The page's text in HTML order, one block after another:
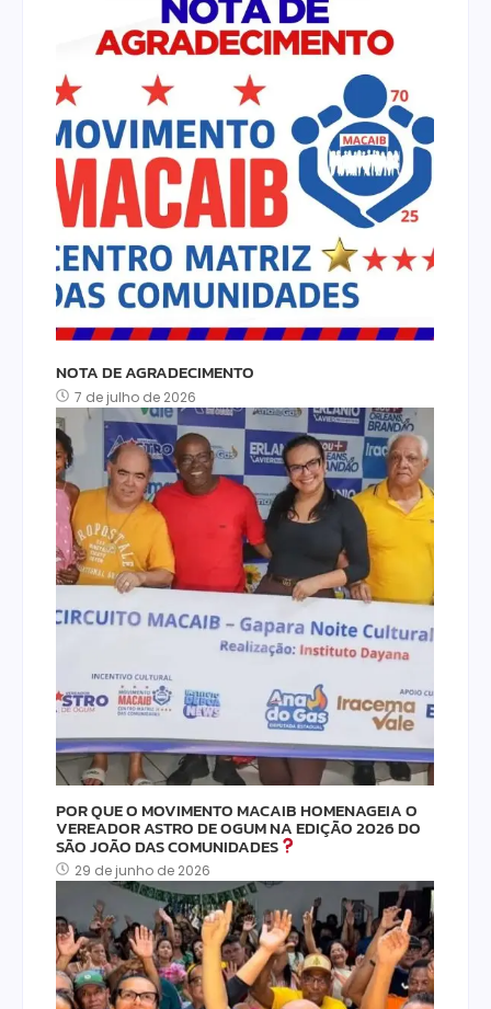
NOTA DE AGRADECIMENTO
7 de julho de 2026
POR QUE O MOVIMENTO MACAIB HOMENAGEIA O
VEREADOR ASTRO DE OGUM NA EDIÇÃO 2026 DO
SÃO JOÃO DAS COMUNIDADES
29 de junho de 2026